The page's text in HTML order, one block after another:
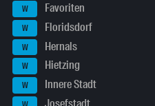
W Favoriten
W Floridsdorf
W Hernals
W Hietzing
W Innere Stadt